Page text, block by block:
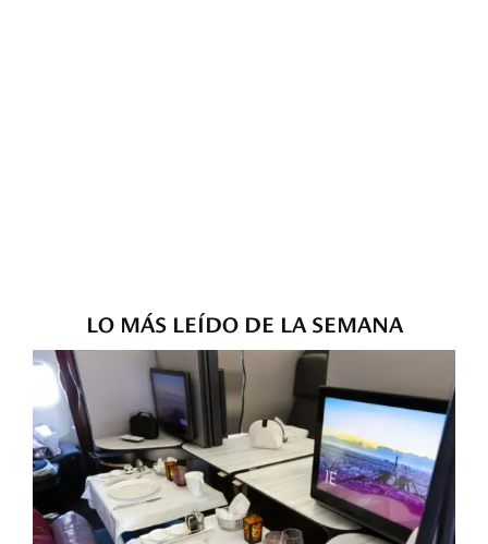
LO MÁS LEÍDO DE LA SEMANA